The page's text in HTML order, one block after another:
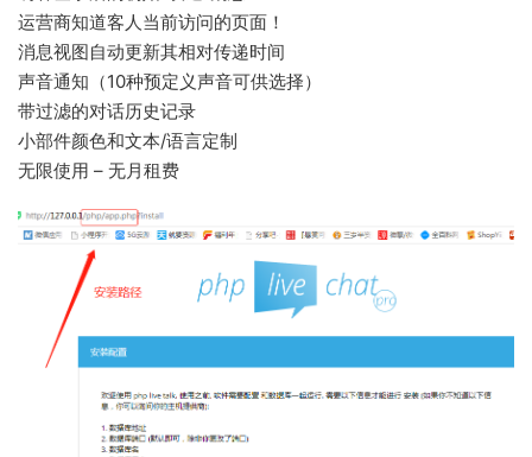
运营商知道客人当前访问的页面！
消息视图自动更新其相对传递时间
声音通知（10种预定义声音可供选择）
带过滤的对话历史记录
小部件颜色和文本/语言定制
无限使用 – 无月租费